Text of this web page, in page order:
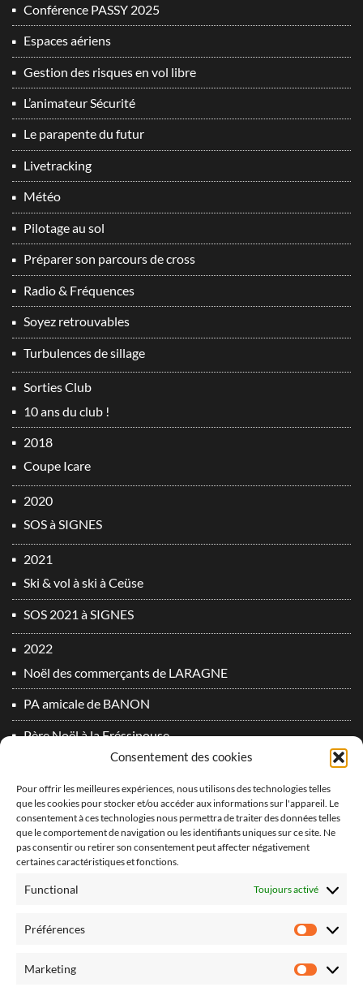
Consentement des cookies
Pour offrir les meilleures expériences, nous utilisons des technologies telles
que les cookies pour stocker et/ou accéder aux informations sur l'appareil. Le
consentement à ces technologies nous permettra de traiter des données telles
que le comportement de navigation ou les identifiants uniques sur ce site. Ne
pas consentir ou retirer son consentement peut affecter négativement
certaines caractéristiques et fonctions.
Functional Toujours activé
Préférences
Marketing
Conférence PASSY 2025
Espaces aériens
Gestion des risques en vol libre
L’animateur Sécurité
Le parapente du futur
Livetracking
Météo
Pilotage au sol
Préparer son parcours de cross
Radio & Fréquences
Soyez retrouvables
Turbulences de sillage
Sorties Club
10 ans du club !
2018
Coupe Icare
2020
SOS à SIGNES
2021
Ski & vol à ski à Ceüse
SOS 2021 à SIGNES
2022
Noël des commerçants de LARAGNE
PA amicale de BANON
Père Noël à la Fréssinouse
SOS 2022 à SIGNES
2023
Du plomb dans l’aile 2° Edition !
vidéo PA Oraison 2
2024
SOS 2024 à SIGNES